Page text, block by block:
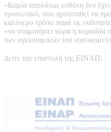
«Καμία απολύτως ευθύνη δεν έχει
προσωπικό, που προσπαθεί να
καλύτερο τρόπο παρά τις
«να σταματήσει τώρα η κοροϊδία
των υγειονομικών του
Δείτε την επιστολή της ΕΙΝΑΠ: